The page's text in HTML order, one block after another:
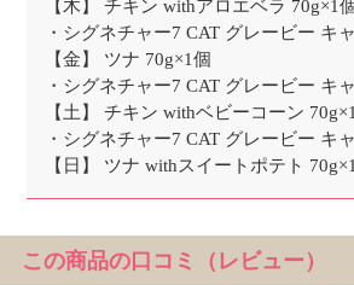
【木】 チキン withアロエベラ 70g×1個
・シグネチャー7 CAT グレービー キ
【金】 ツナ 70g×1個
・シグネチャー7 CAT グレービー キ
【土】 チキン withベビーコーン
・シグネチャー7 CAT グレービー キ
【日】 ツナ withスイートポテト
この商品の口コミ（レビュー）